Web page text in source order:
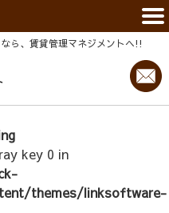
ら、賃貸管理マネジメントヘ!!
key 0 in
themes/linksoftware-